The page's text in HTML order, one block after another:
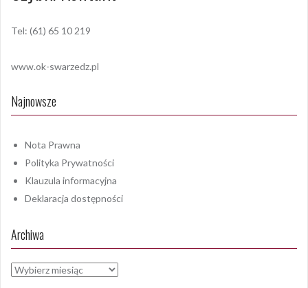
Tel: (61) 65 10 219
www.ok-swarzedz.pl
Najnowsze
Nota Prawna
Polityka Prywatności
Klauzula informacyjna
Deklaracja dostępności
Archiwa
Archiwa